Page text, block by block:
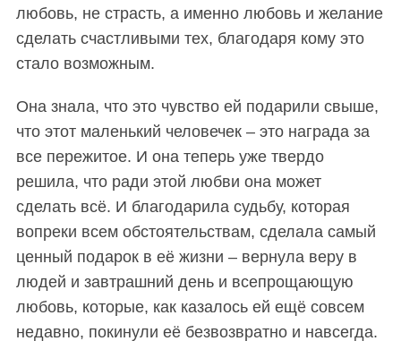
любовь, не страсть, а именно любовь и желание
сделать счастливыми тех, благодаря кому это
стало возможным.
Она знала, что это чувство ей подарили свыше,
что этот маленький человечек – это награда за
все пережитое. И она теперь уже твердо
решила, что ради этой любви она может
сделать всё. И благодарила судьбу, которая
вопреки всем обстоятельствам, сделала самый
ценный подарок в её жизни – вернула веру в
людей и завтрашний день и всепрощающую
любовь, которые, как казалось ей ещё совсем
недавно, покинули её безвозвратно и навсегда.